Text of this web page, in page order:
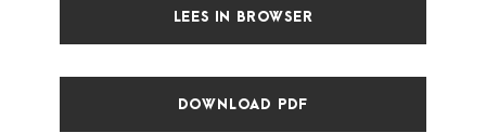
LEES IN BROWSER
DOWNLOAD PDF